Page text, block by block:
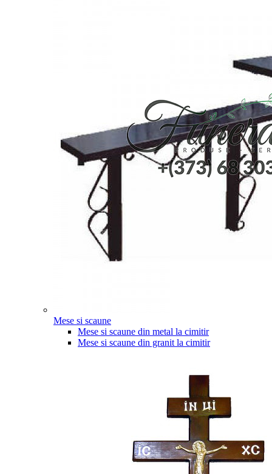
Mese si scaune
Mese si scaune din metal la cimitir
Mese si scaune din granit la cimitir